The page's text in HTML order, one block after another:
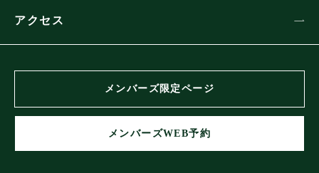
アクセス
メンバーズ限定ページ
メンバーズWEB予約